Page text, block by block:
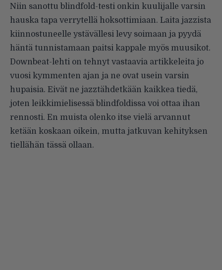
Niin sanottu blindfold-testi onkin kuulijalle varsin
hauska tapa verrytellä hoksottimiaan. Laita jazzista
kiinnostuneelle ystävällesi levy soimaan ja pyydä
häntä tunnistamaan paitsi kappale myös muusikot.
Downbeat-lehti on tehnyt vastaavia artikkeleita jo
vuosi kymmenten ajan ja ne ovat usein varsin
hupaisia. Eivät ne jazztähdetkään kaikkea tiedä,
joten leikkimielisessä blindfoldissa voi ottaa ihan
rennosti. En muista olenko itse vielä arvannut
ketään koskaan oikein, mutta jatkuvan kehityksen
tiellähän tässä ollaan.